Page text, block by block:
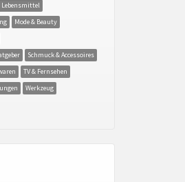
Lebensmittel
Mode & Beauty
Schmuck & Accessoires
TV & Fernsehen
Werkzeug